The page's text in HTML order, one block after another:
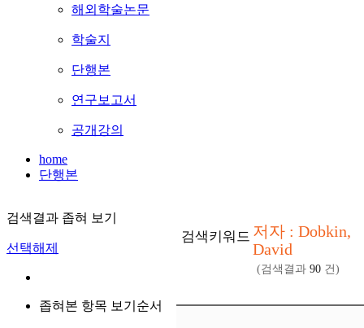
해외학술논문
학술지
단행본
연구보고서
공개강의
home
단행본
검색결과 좁혀 보기
선택해제
좁혀본 항목 보기순서
검색키워드 저자 : Dobkin,
David
(검색결과 90 건)